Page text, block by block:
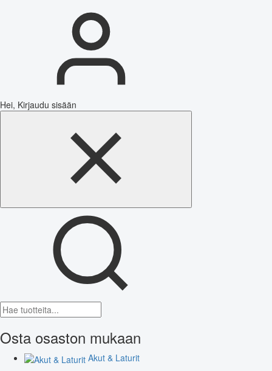
Hei, Kirjaudu sisään
Osta osaston mukaan
Akut & Laturit